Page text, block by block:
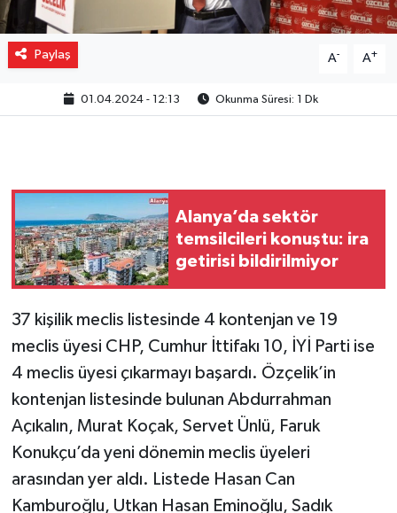
Paylaş A- A+
01.04.2024 - 12:13 Okunma Süresi: 1 Dk
Alanya’da sektör
temsilcileri konuştu: ira
getirisi bildirilmiyor
37 kişilik meclis listesinde 4 kontenjan ve 19
meclis üyesi CHP, Cumhur İttifakı 10, İYİ Parti ise
4 meclis üyesi çıkarmayı başardı. Özçelik’in
kontenjan listesinde bulunan Abdurrahman
Açıkalın, Murat Koçak, Servet Ünlü, Faruk
Konukçu’da yeni dönemin meclis üyeleri
arasından yer aldı. Listede Hasan Can
Kamburoğlu, Utkan Hasan Eminoğlu, Sadık